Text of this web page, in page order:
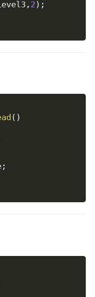
, 2 ) ;
( )
;